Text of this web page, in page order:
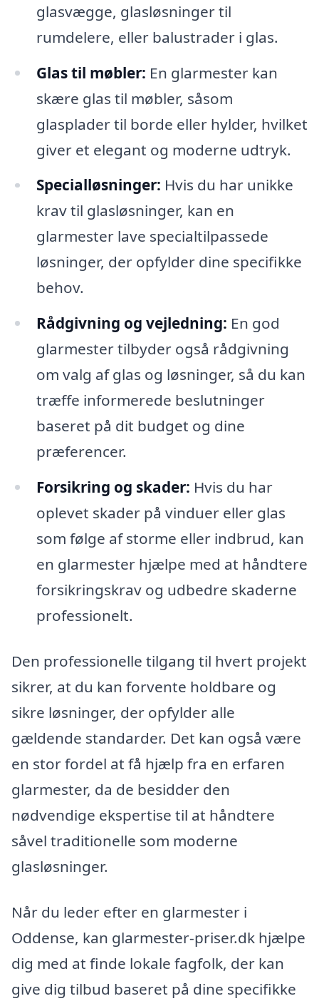
glasvægge, glasløsninger til
rumdelere, eller balustrader i glas.
Glas til møbler: En glarmester kan
skære glas til møbler, såsom
glasplader til borde eller hylder, hvilket
giver et elegant og moderne udtryk.
Specialløsninger: Hvis du har unikke
krav til glasløsninger, kan en
glarmester lave specialtilpassede
løsninger, der opfylder dine specifikke
behov.
Rådgivning og vejledning: En god
glarmester tilbyder også rådgivning
om valg af glas og løsninger, så du kan
træffe informerede beslutninger
baseret på dit budget og dine
præferencer.
Forsikring og skader: Hvis du har
oplevet skader på vinduer eller glas
som følge af storme eller indbrud, kan
en glarmester hjælpe med at håndtere
forsikringskrav og udbedre skaderne
professionelt.
Den professionelle tilgang til hvert projekt
sikrer, at du kan forvente holdbare og
sikre løsninger, der opfylder alle
gældende standarder. Det kan også være
en stor fordel at få hjælp fra en erfaren
glarmester, da de besidder den
nødvendige ekspertise til at håndtere
såvel traditionelle som moderne
glasløsninger.
Når du leder efter en glarmester i
Oddense, kan glarmester-priser.dk hjælpe
dig med at finde lokale fagfolk, der kan
give dig tilbud baseret på dine specifikke